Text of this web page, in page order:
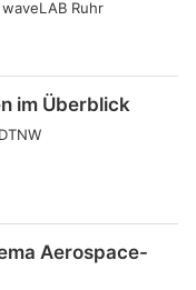
waveLAB Ruhr
im Überblick
DTNW
Aerospace-